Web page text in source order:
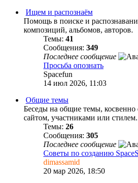
Ищем и распознаём
Помощь в поиске и
композиций, альбомов, авторов.
Темы: 41
Сообщения: 349
Последнее сообщение
Просьба опознать
Spacefun
14 июл 2026, 11:03
Общие темы
Беседы на общие темы,
сайтом, участниками или стилем.
Темы: 26
Сообщения: 305
Последнее сообщение
Советы по созданию
dimassamid
20 мар 2026, 18:50